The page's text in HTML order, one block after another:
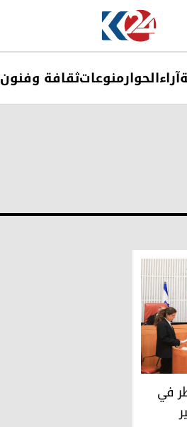
آراءالحوارمنوعاتثقافة وفنون
بـ "عدم المهنية"تطالب بإقالة بن غفير في